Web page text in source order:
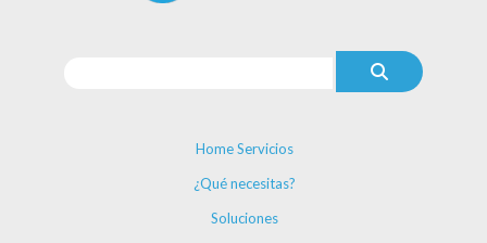
Home Servicios
¿Qué necesitas?
Soluciones